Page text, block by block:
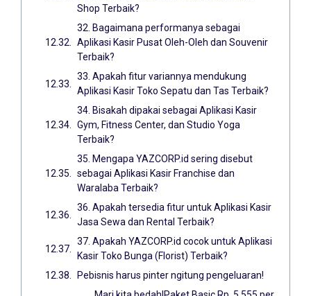
Shop Terbaik?
32. Bagaimana performanya sebagai
Aplikasi Kasir Pusat Oleh-Oleh dan Souvenir
Terbaik?
33. Apakah fitur variannya mendukung
Aplikasi Kasir Toko Sepatu dan Tas Terbaik?
34. Bisakah dipakai sebagai Aplikasi Kasir
Gym, Fitness Center, dan Studio Yoga
Terbaik?
35. Mengapa YAZCORP.id sering disebut
sebagai Aplikasi Kasir Franchise dan
Waralaba Terbaik?
36. Apakah tersedia fitur untuk Aplikasi Kasir
Jasa Sewa dan Rental Terbaik?
37. Apakah YAZCORP.id cocok untuk Aplikasi
Kasir Toko Bunga (Florist) Terbaik?
Pebisnis harus pinter ngitung pengeluaran!